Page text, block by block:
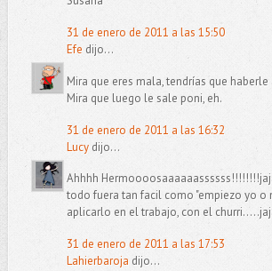
31 de enero de 2011 a las 15:50
Efe dijo...
Mira que eres mala, tendrías que
Mira que luego le sale poni, eh.
31 de enero de 2011 a las 16:32
Lucydijo...
Ahhhh
todo fuera tan facil como "empiezo yo o
aplicarlo en el trabajo, con el
31 de enero de 2011 a las 17:53
Lahierbaroja dijo...